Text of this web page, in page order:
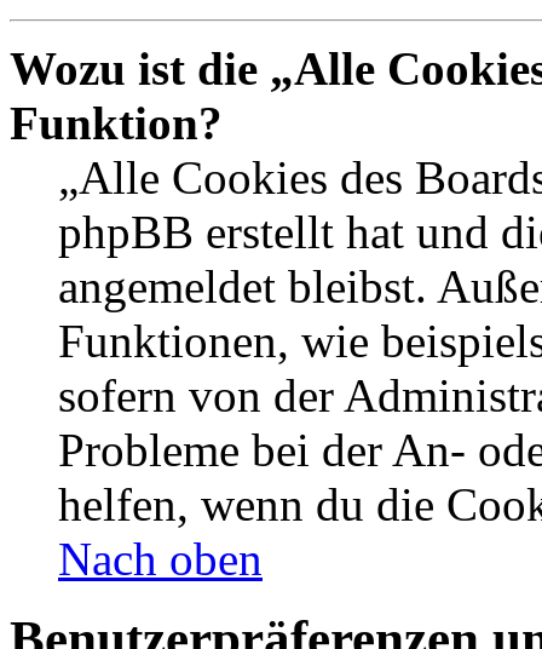
Wozu ist die „Alle
Funktion?
„Alle Cookies des
phpBB erstellt hat und
angemeldet bleibst.
Funktionen, wie
sofern von der
Probleme bei der An-
helfen, wenn du die
Nach oben